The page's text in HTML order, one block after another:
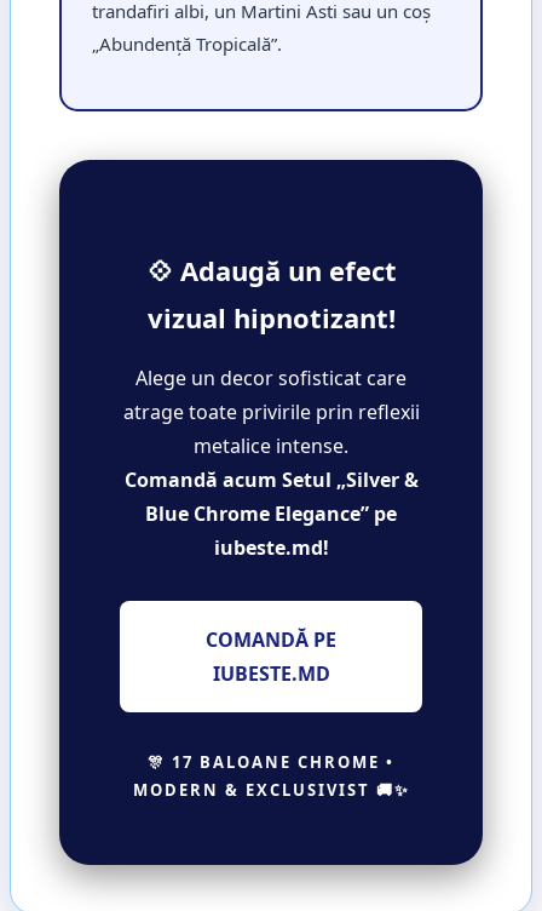
trandafiri albi, un Martini Asti sau un coș
„Abundență Tropicală”.
💠 Adaugă un efect
vizual hipnotizant!
Alege un decor sofisticat care
atrage toate privirile prin reflexii
metalice intense.
Comandă acum Setul „Silver &
Blue Chrome Elegance” pe
iubeste.md!
COMANDĂ PE
IUBESTE.MD
🎊 17 BALOANE CHROME •
MODERN & EXCLUSIVIST 🚚✨